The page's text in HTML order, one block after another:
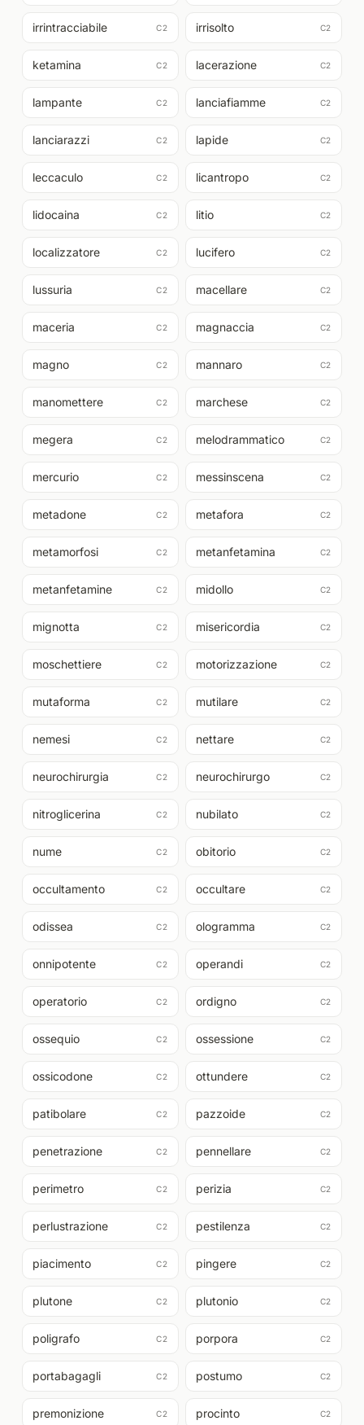
irrintracciabile C2 irrisolto C2
ketamina C2 lacerazione C2
lampante C2 lanciafiamme C2
lanciarazzi C2 lapide C2
leccaculo C2 licantropo C2
lidocaina C2 litio C2
localizzatore C2 lucifero C2
lussuria C2 macellare C2
maceria C2 magnaccia C2
magno C2 mannaro C2
manomettere C2 marchese C2
megera C2 melodrammatico C2
mercurio C2 messinscena C2
metadone C2 metafora C2
metamorfosi C2 metanfetamina C2
metanfetamine C2 midollo C2
mignotta C2 misericordia C2
moschettiere C2 motorizzazione C2
mutaforma C2 mutilare C2
nemesi C2 nettare C2
neurochirurgia C2 neurochirurgo C2
nitroglicerina C2 nubilato C2
nume C2 obitorio C2
occultamento C2 occultare C2
odissea C2 ologramma C2
onnipotente C2 operandi C2
operatorio C2 ordigno C2
ossequio C2 ossessione C2
ossicodone C2 ottundere C2
patibolare C2 pazzoide C2
penetrazione C2 pennellare C2
perimetro C2 perizia C2
perlustrazione C2 pestilenza C2
piacimento C2 pingere C2
plutone C2 plutonio C2
poligrafo C2 porpora C2
portabagagli C2 postumo C2
premonizione C2 procinto C2